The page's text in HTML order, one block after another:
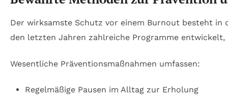
Der wirksamste Schutz vor einem Burnout besteht in
den letzten Jahren zahlreiche Programme
Wesentliche Präventionsmaßnahmen umfassen:
Regelmäßige Pausen im Alltag zur Erholung